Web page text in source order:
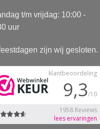
t/m vrijdag: 10:00 -
uur
zijn wij gesloten.